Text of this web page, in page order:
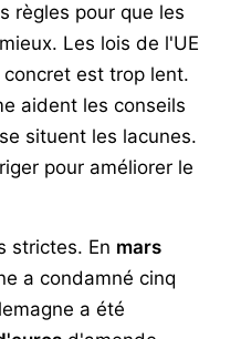
règles pour que les
Les lois de l'UE
est trop lent.
aident les conseils
situent les lacunes.
pour améliorer le
strictes. En mars
a condamné cinq
a été